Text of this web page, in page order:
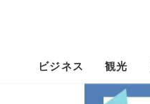
ビジネス 観光